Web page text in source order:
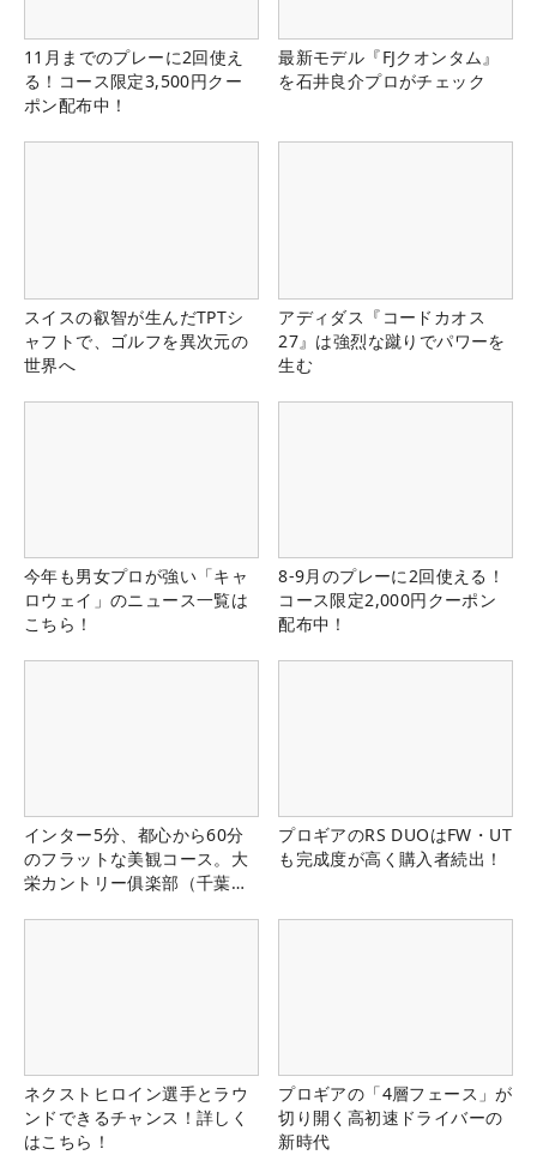
11月までのプレーに2回使え
る！コース限定3,500円クー
ポン配布中！
最新モデル『FJクオンタム』
を石井良介プロがチェック
スイスの叡智が生んだTPTシ
ャフトで、ゴルフを異次元の
世界へ
アディダス『コードカオス
27』は強烈な蹴りでパワーを
生む
今年も男女プロが強い「キャ
ロウェイ」のニュース一覧は
こちら！
8-9月のプレーに2回使える！
コース限定2,000円クーポン
配布中！
インター5分、都心から60分
のフラットな美観コース。大
栄カントリー俱楽部（千葉
プロギアのRS DUOはFW・UT
も完成度が高く購入者続出！
ネクストヒロイン選手とラウ
ンドできるチャンス！詳しく
はこちら！
プロギアの「4層フェース」が
切り開く高初速ドライバーの
新時代